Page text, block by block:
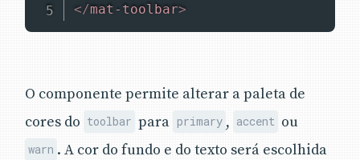
</mat-toolbar>
O componente permite alterar a paleta de
cores do toolbar para primary , accent ou
warn . A cor do fundo e do texto será escolhida